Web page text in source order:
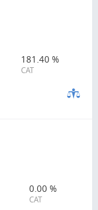
181.40 %
CAT
0.00 %
CAT